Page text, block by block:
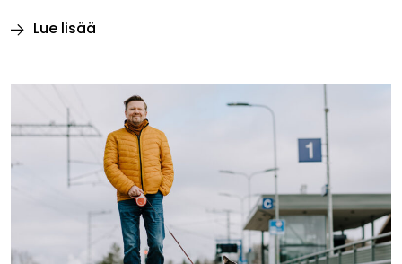
Lue lisää
äärimmäisen
tärkeää
Uudellemaalle”